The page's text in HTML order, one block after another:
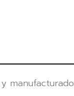
manufacturado